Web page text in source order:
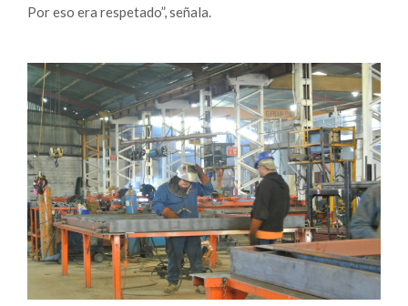
Por eso era respetado”, señala.